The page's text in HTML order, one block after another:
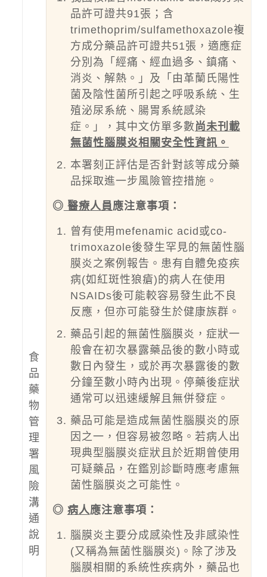
食
品
藥
物
管
理
署
風
險
溝
通
說
明
品許可證共91張；含
trimethoprim/sulfamethoxazole複
方成分藥品許可證共51張，適應症
分別為「經痛、經血過多、鎮痛、
消炎、解熱。」及「由革蘭氏陽性
菌及陰性菌所引起之呼吸系統、生
殖泌尿系統、腸胃系統感染
症。」，其中文仿單多數尚未刊載
無菌性腦膜炎相關安全性資訊。
本署刻正評估是否針對該等成分藥
品採取進一步風險管控措施。
◎ 醫療人員應注意事項：
曾有使用mefenamic acid或co-
trimoxazole後發生罕見的無菌性腦
膜炎之案例報告。患有自體免疫疾
病(如紅斑性狼瘡)的病人在使用
NSAIDs後可能較容易發生此不良
反應，但亦可能發生於健康族群。
藥品引起的無菌性腦膜炎，症狀一
般會在初次暴露藥品後的數小時或
數日內發生，或於再次暴露後的數
分鐘至數小時內出現。停藥後症狀
通常可以迅速緩解且無併發症。
藥品可能是造成無菌性腦膜炎的原
因之一，但容易被忽略。若病人出
現典型腦膜炎症狀且於近期曾使用
可疑藥品，在鑑別診斷時應考慮無
菌性腦膜炎之可能性。
◎ 病人應注意事項：
腦膜炎主要分成感染性及非感染性
(又稱為無菌性腦膜炎)。除了涉及
腦膜相關的系統性疾病外，藥品也